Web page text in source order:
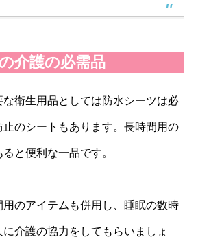
介護の必需品
衛生用品としては防水シーツは必
のシートもあります。長時間用の
と便利な一品です。
用のアイテムも併用し、睡眠の数時
介護の協力をしてもらいましょ